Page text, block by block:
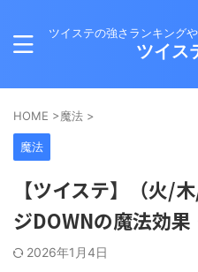
ツイステの強さランキング
ツイス
HOME >魔法 >
魔法
【ツイステ】（火/
ジDOWNの魔法効
2026年1月4日